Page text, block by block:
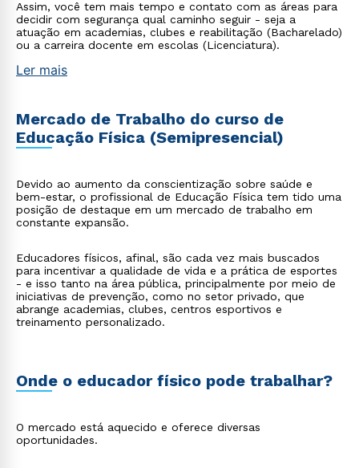
Assim, você tem mais tempo e contato com as áreas para
decidir com segurança qual caminho seguir - seja a
atuação em academias, clubes e reabilitação (Bacharelado)
ou a carreira docente em escolas (Licenciatura).
Ler mais
Mercado de Trabalho do curso de
Educação Física (Semipresencial)
Devido ao aumento da conscientização sobre saúde e
bem-estar, o profissional de Educação Física tem tido uma
posição de destaque em um mercado de trabalho em
constante expansão.
Educadores físicos, afinal, são cada vez mais buscados
para incentivar a qualidade de vida e a prática de esportes
- e isso tanto na área pública, principalmente por meio de
iniciativas de prevenção, como no setor privado, que
abrange academias, clubes, centros esportivos e
treinamento personalizado.
Onde o educador físico pode trabalhar?
O mercado está aquecido e oferece diversas
oportunidades.